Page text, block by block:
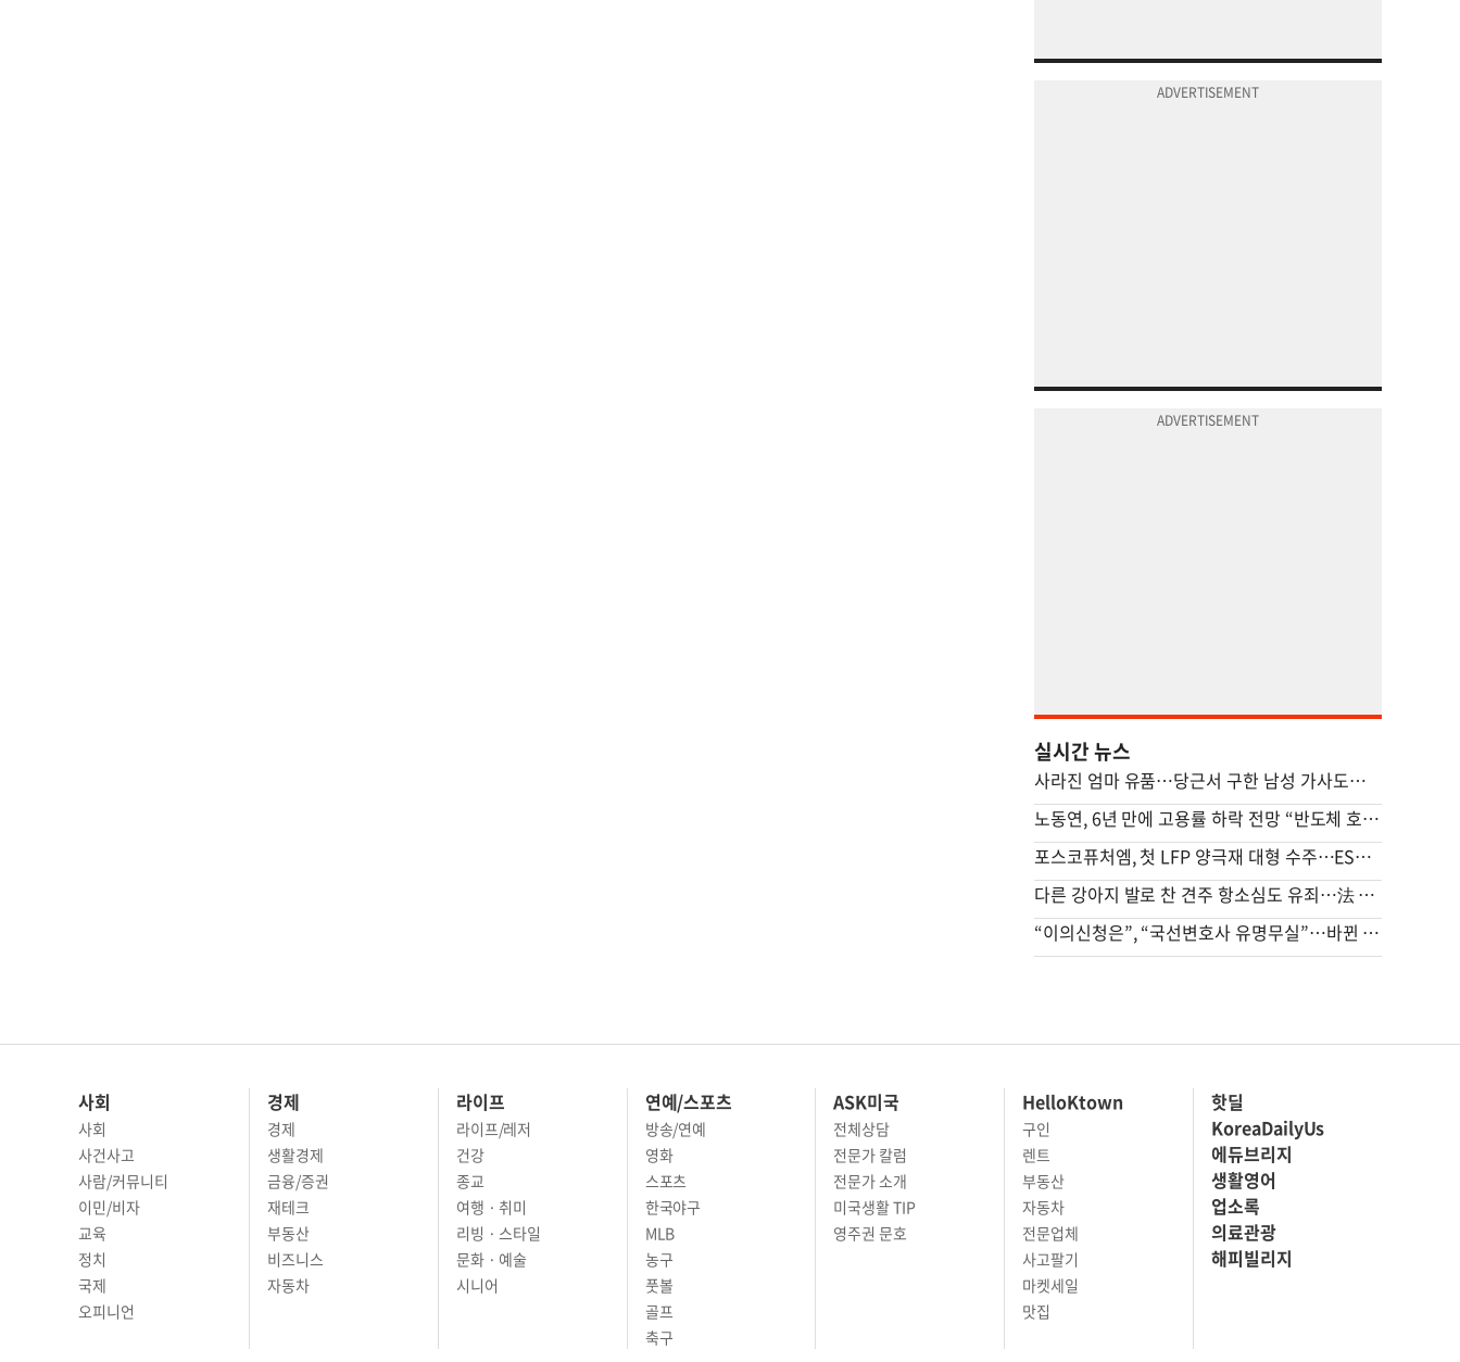
실시간 뉴스
사라진 엄마 유품…당근서 구한 남성 가사도우미가 범인이었다
노동연, 6년 만에 고용률 하락 전망 “반도체 호황, 고용 파급 적어”
포스코퓨처엠, 첫 LFP 양극재 대형 수주…ESS 공략 본격화
다른 강아지 발로 찬 견주 항소심도 유죄…法 “날아갈 정도로 세게 차”
“이의신청은”, “국선변호사 유명무실”…바뀐 형소법에 경찰청 달려간 피해자단체
사회
사회
사건사고
사람/커뮤니티
이민/비자
교육
정치
국제
오피니언
경제
경제
생활경제
금융/증권
재테크
부동산
비즈니스
자동차
라이프
라이프/레저
건강
종교
여행 · 취미
리빙 · 스타일
문화 · 예술
시니어
연예/스포츠
방송/연예
영화
스포츠
한국야구
MLB
농구
풋볼
골프
축구
ASK미국
전체상담
전문가 칼럼
전문가 소개
미국생활 TIP
영주권 문호
HelloKtown
구인
렌트
부동산
자동차
전문업체
사고팔기
마켓세일
맛집
핫딜
KoreaDailyUs
에듀브리지
생활영어
업소록
의료관광
해피빌리지